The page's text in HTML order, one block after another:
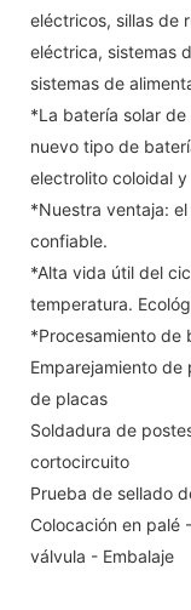
eléctricos, sillas de
eléctrica, sistemas
sistemas de
*La batería solar
nuevo tipo de
electrolito coloidal
*Nuestra ventaja:
confiable.
*Alta vida útil del
temperatura.
*Procesamiento de
Emparejamiento
de placas
Soldadura de
cortocircuito
Prueba de sellado
Colocación en palé
válvula - Embalaje